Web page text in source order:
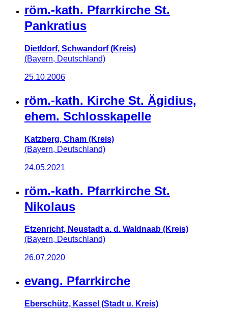
röm.-kath. Pfarrkirche St.
Pankratius
Dietldorf, Schwandorf (Kreis)
(Bayern, Deutschland)
25.10.2006
röm.-kath. Kirche St. Ägidius,
ehem. Schlosskapelle
Katzberg, Cham (Kreis)
(Bayern, Deutschland)
24.05.2021
röm.-kath. Pfarrkirche St.
Nikolaus
Etzenricht, Neustadt a. d. Waldnaab (Kreis)
(Bayern, Deutschland)
26.07.2020
evang. Pfarrkirche
Eberschütz, Kassel (Stadt u. Kreis)